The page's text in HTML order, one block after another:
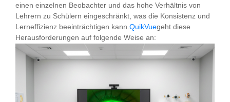
einen einzelnen Beobachter und das hohe Verhältnis von
Lehrern zu Schülern eingeschränkt, was die Konsistenz und
Lerneffizienz beeinträchtigen kann. QuikVuegeht diese
Herausforderungen auf folgende Weise an: